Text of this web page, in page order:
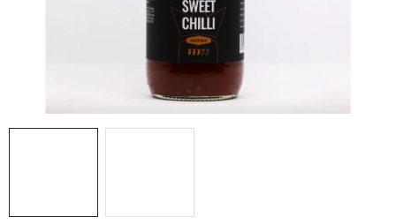
CHILLI OMÁČKY VŠECH PÁLIVOSTÍ
CHUTNEY, DŽEMY A SLADKÉ
SALSY, DIPY, KOŘENÍ